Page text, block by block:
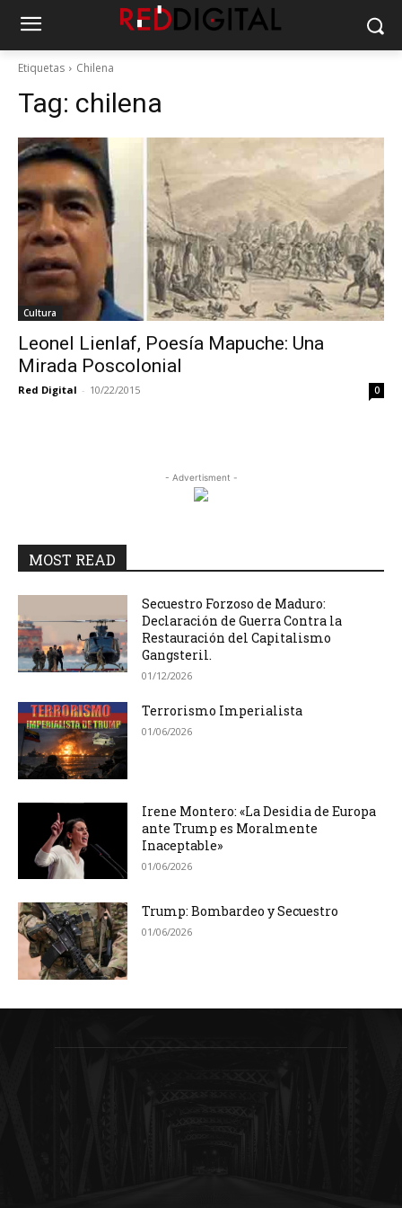
Etiquetas Chilena
Tag: chilena
Cultura
Leonel Lienlaf, Poesía Mapuche: Una
Mirada Poscolonial
Red Digital - 10/22/2015 0
- Advertisment -
MOST READ
Secuestro Forzoso de Maduro:
Declaración de Guerra Contra la
Restauración del Capitalismo
Gangsteril.
01/12/2026
Terrorismo Imperialista
01/06/2026
Irene Montero: «La Desidia de Europa
ante Trump es Moralmente
Inaceptable»
01/06/2026
Trump: Bombardeo y Secuestro
01/06/2026